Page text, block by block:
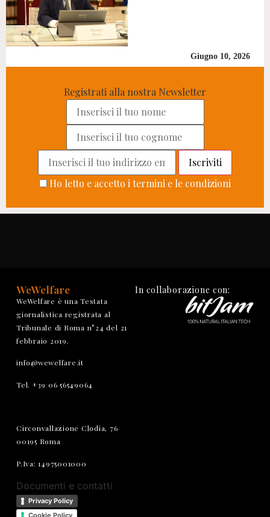
Giugno 10, 2026
Registrati alla nostra Newsletter
Ho letto e accetto i termini e le condizioni
WeWelfare
WeWelfare è una Testata
giornalistica registrata al
Tribunale di Roma n°24 del 21
febbraio 2019.
info@wewelfare.it
Tel. +39 06 56549064
Circonvallazione Clodia, 76
00195 Roma
P.Iva: 14975001000
Documenti e contatti
Privacy Policy
In collaborazione con: